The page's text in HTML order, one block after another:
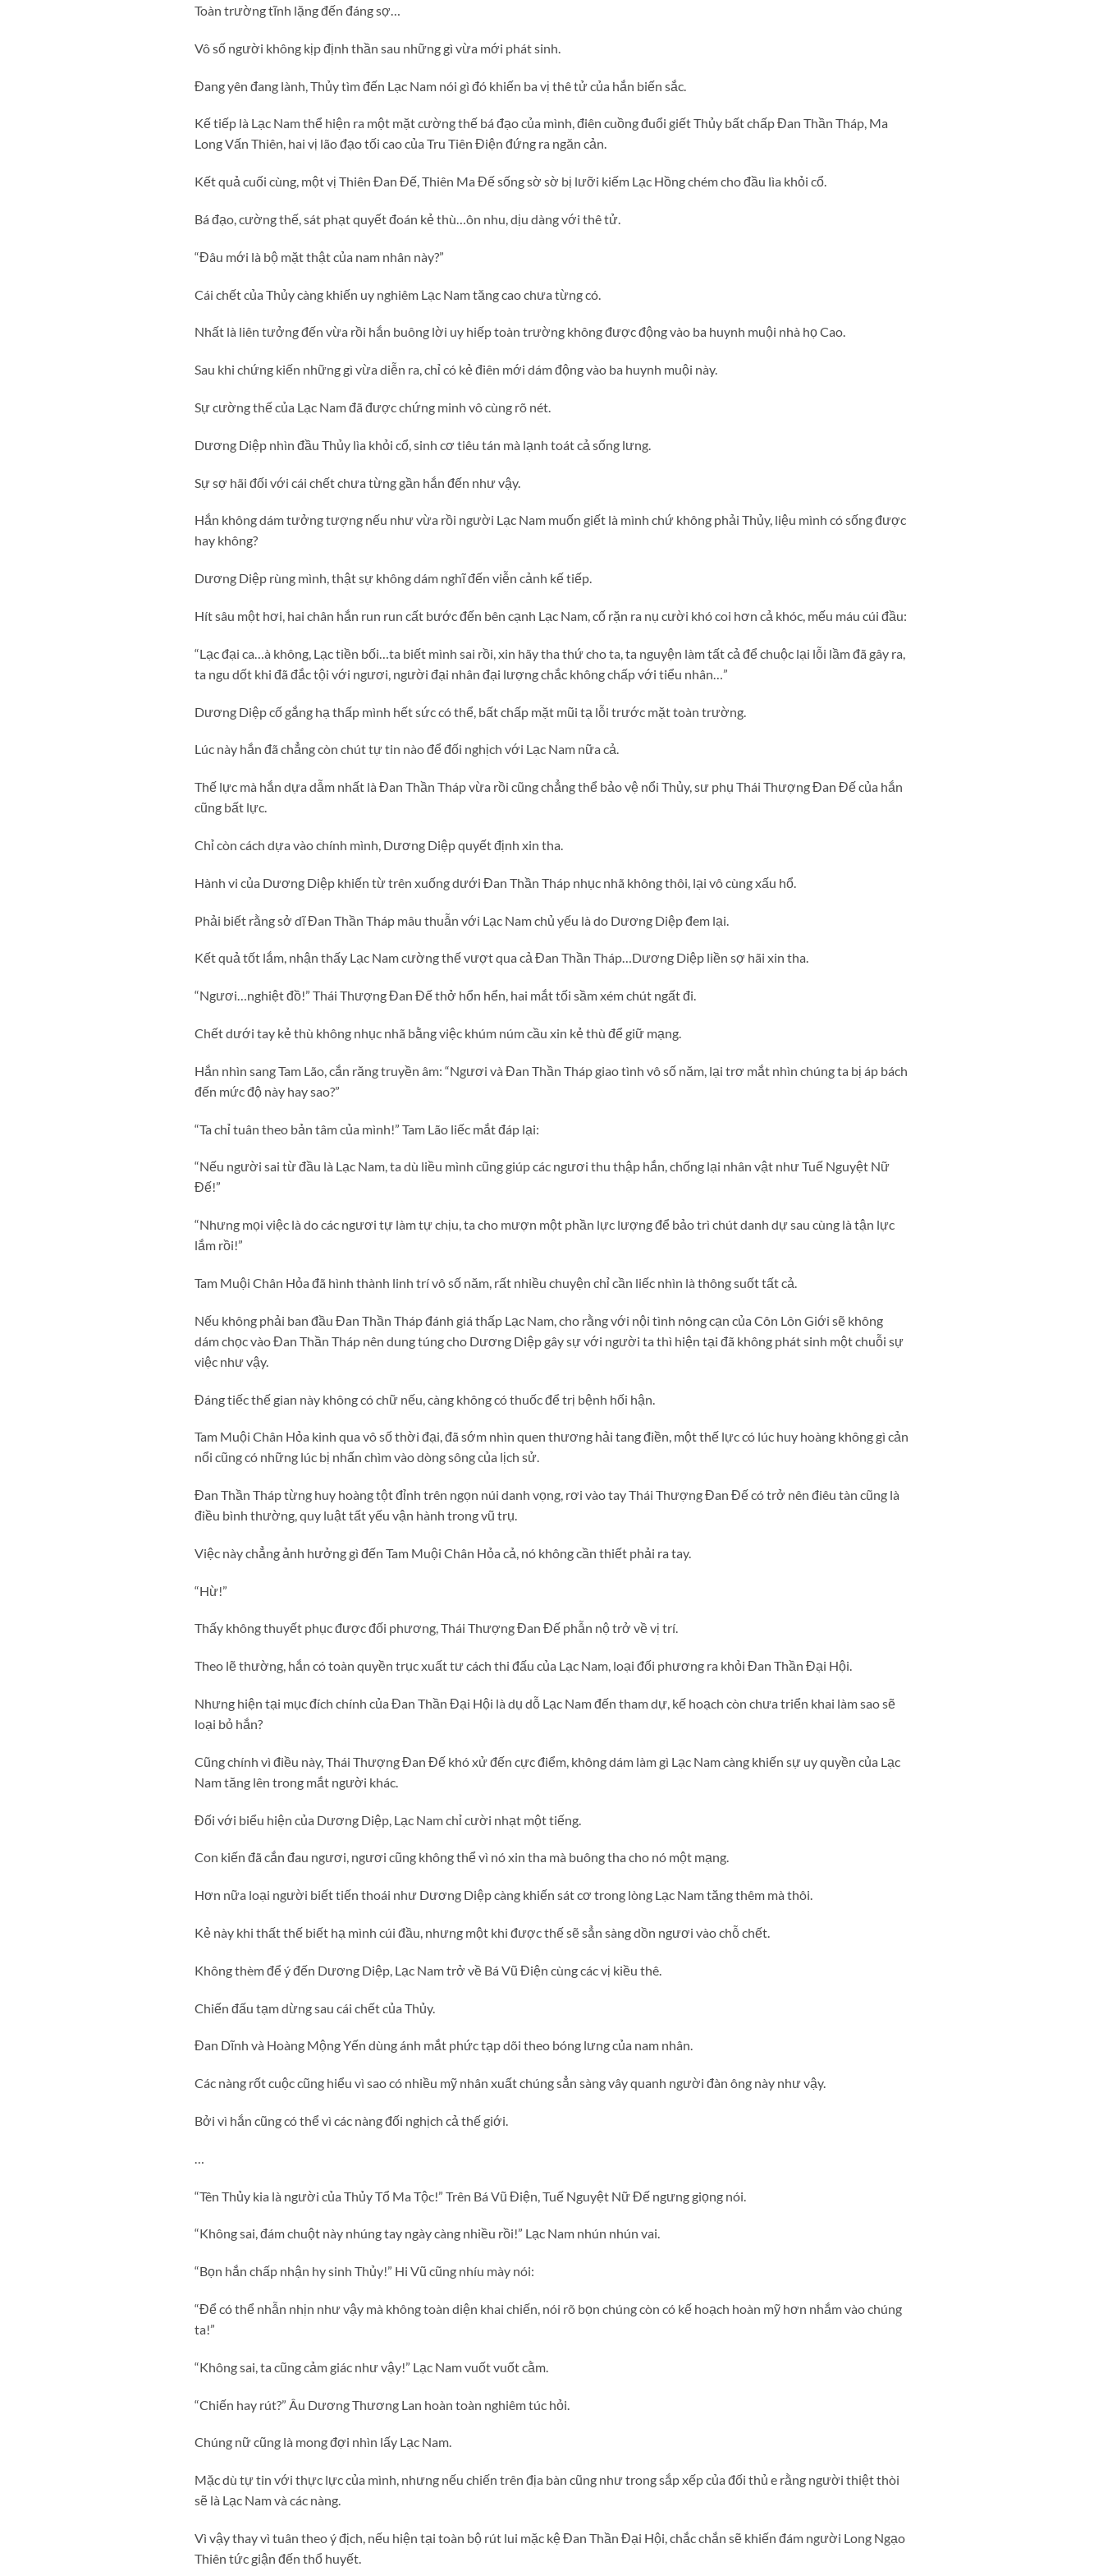
Toàn trường tĩnh lặng đến đáng sợ…
Vô số người không kịp định thần sau những gì vừa mới phát sinh.
Đang yên đang lành, Thủy tìm đến Lạc Nam nói gì đó khiến ba vị thê tử của hắn biến sắc.
Kế tiếp là Lạc Nam thể hiện ra một mặt cường thế bá đạo của mình, điên cuồng đuổi giết Thủy bất chấp Đan Thần Tháp, Ma
Long Vấn Thiên, hai vị lão đạo tối cao của Tru Tiên Điện đứng ra ngăn cản.
Kết quả cuối cùng, một vị Thiên Đan Đế, Thiên Ma Đế sống sờ sờ bị lưỡi kiếm Lạc Hồng chém cho đầu lìa khỏi cổ.
Bá đạo, cường thế, sát phạt quyết đoán kẻ thù…ôn nhu, dịu dàng với thê tử.
“Đâu mới là bộ mặt thật của nam nhân này?”
Cái chết của Thủy càng khiến uy nghiêm Lạc Nam tăng cao chưa từng có.
Nhất là liên tưởng đến vừa rồi hắn buông lời uy hiếp toàn trường không được động vào ba huynh muội nhà họ Cao.
Sau khi chứng kiến những gì vừa diễn ra, chỉ có kẻ điên mới dám động vào ba huynh muội này.
Sự cường thế của Lạc Nam đã được chứng minh vô cùng rõ nét.
Dương Diệp nhìn đầu Thủy lìa khỏi cổ, sinh cơ tiêu tán mà lạnh toát cả sống lưng.
Sự sợ hãi đối với cái chết chưa từng gần hắn đến như vậy.
Hắn không dám tưởng tượng nếu như vừa rồi người Lạc Nam muốn giết là mình chứ không phải Thủy, liệu mình có sống được
hay không?
Dương Diệp rùng mình, thật sự không dám nghĩ đến viễn cảnh kế tiếp.
Hít sâu một hơi, hai chân hắn run run cất bước đến bên cạnh Lạc Nam, cố rặn ra nụ cười khó coi hơn cả khóc, mếu máu cúi đầu:
“Lạc đại ca…à không, Lạc tiền bối…ta biết mình sai rồi, xin hãy tha thứ cho ta, ta nguyện làm tất cả để chuộc lại lỗi lầm đã gây ra,
ta ngu dốt khi đã đắc tội với ngươi, người đại nhân đại lượng chắc không chấp với tiểu nhân…”
Dương Diệp cố gắng hạ thấp mình hết sức có thể, bất chấp mặt mũi tạ lỗi trước mặt toàn trường.
Lúc này hắn đã chẳng còn chút tự tin nào để đối nghịch với Lạc Nam nữa cả.
Thế lực mà hắn dựa dẫm nhất là Đan Thần Tháp vừa rồi cũng chẳng thể bảo vệ nổi Thủy, sư phụ Thái Thượng Đan Đế của hắn
cũng bất lực.
Chỉ còn cách dựa vào chính mình, Dương Diệp quyết định xin tha.
Hành vi của Dương Diệp khiến từ trên xuống dưới Đan Thần Tháp nhục nhã không thôi, lại vô cùng xấu hổ.
Phải biết rằng sở dĩ Đan Thần Tháp mâu thuẫn với Lạc Nam chủ yếu là do Dương Diệp đem lại.
Kết quả tốt lắm, nhận thấy Lạc Nam cường thế vượt qua cả Đan Thần Tháp…Dương Diệp liền sợ hãi xin tha.
“Ngươi…nghiệt đồ!” Thái Thượng Đan Đế thở hổn hển, hai mắt tối sầm xém chút ngất đi.
Chết dưới tay kẻ thù không nhục nhã bằng việc khúm núm cầu xin kẻ thù để giữ mạng.
Hắn nhìn sang Tam Lão, cắn răng truyền âm: “Ngươi và Đan Thần Tháp giao tình vô số năm, lại trơ mắt nhìn chúng ta bị áp bách
đến mức độ này hay sao?”
“Ta chỉ tuân theo bản tâm của mình!” Tam Lão liếc mắt đáp lại:
“Nếu người sai từ đầu là Lạc Nam, ta dù liều mình cũng giúp các ngươi thu thập hắn, chống lại nhân vật như Tuế Nguyệt Nữ
Đế!”
“Nhưng mọi việc là do các ngươi tự làm tự chịu, ta cho mượn một phần lực lượng để bảo trì chút danh dự sau cùng là tận lực
lắm rồi!”
Tam Muội Chân Hỏa đã hình thành linh trí vô số năm, rất nhiều chuyện chỉ cần liếc nhìn là thông suốt tất cả.
Nếu không phải ban đầu Đan Thần Tháp đánh giá thấp Lạc Nam, cho rằng với nội tình nông cạn của Côn Lôn Giới sẽ không
dám chọc vào Đan Thần Tháp nên dung túng cho Dương Diệp gây sự với người ta thì hiện tại đã không phát sinh một chuỗi sự
việc như vậy.
Đáng tiếc thế gian này không có chữ nếu, càng không có thuốc để trị bệnh hối hận.
Tam Muội Chân Hỏa kinh qua vô số thời đại, đã sớm nhìn quen thương hải tang điền, một thế lực có lúc huy hoàng không gì cản
nổi cũng có những lúc bị nhấn chìm vào dòng sông của lịch sử.
Đan Thần Tháp từng huy hoàng tột đỉnh trên ngọn núi danh vọng, rơi vào tay Thái Thượng Đan Đế có trở nên điêu tàn cũng là
điều bình thường, quy luật tất yếu vận hành trong vũ trụ.
Việc này chẳng ảnh hưởng gì đến Tam Muội Chân Hỏa cả, nó không cần thiết phải ra tay.
“Hừ!”
Thấy không thuyết phục được đối phương, Thái Thượng Đan Đế phẫn nộ trở về vị trí.
Theo lẽ thường, hắn có toàn quyền trục xuất tư cách thi đấu của Lạc Nam, loại đối phương ra khỏi Đan Thần Đại Hội.
Nhưng hiện tại mục đích chính của Đan Thần Đại Hội là dụ dỗ Lạc Nam đến tham dự, kế hoạch còn chưa triển khai làm sao sẽ
loại bỏ hắn?
Cũng chính vì điều này, Thái Thượng Đan Đế khó xử đến cực điểm, không dám làm gì Lạc Nam càng khiến sự uy quyền của Lạc
Nam tăng lên trong mắt người khác.
Đối với biểu hiện của Dương Diệp, Lạc Nam chỉ cười nhạt một tiếng.
Con kiến đã cắn đau ngươi, ngươi cũng không thể vì nó xin tha mà buông tha cho nó một mạng.
Hơn nữa loại người biết tiến thoái như Dương Diệp càng khiến sát cơ trong lòng Lạc Nam tăng thêm mà thôi.
Kẻ này khi thất thế biết hạ mình cúi đầu, nhưng một khi được thế sẽ sẳn sàng dồn ngươi vào chỗ chết.
Không thèm để ý đến Dương Diệp, Lạc Nam trở về Bá Vũ Điện cùng các vị kiều thê.
Chiến đấu tạm dừng sau cái chết của Thủy.
Đan Dĩnh và Hoàng Mộng Yến dùng ánh mắt phức tạp dõi theo bóng lưng của nam nhân.
Các nàng rốt cuộc cũng hiểu vì sao có nhiều mỹ nhân xuất chúng sẳn sàng vây quanh người đàn ông này như vậy.
Bởi vì hắn cũng có thể vì các nàng đối nghịch cả thế giới.
…
“Tên Thủy kia là người của Thủy Tổ Ma Tộc!” Trên Bá Vũ Điện, Tuế Nguyệt Nữ Đế ngưng giọng nói.
“Không sai, đám chuột này nhúng tay ngày càng nhiều rồi!” Lạc Nam nhún nhún vai.
“Bọn hắn chấp nhận hy sinh Thủy!” Hi Vũ cũng nhíu mày nói:
“Để có thể nhẫn nhịn như vậy mà không toàn diện khai chiến, nói rõ bọn chúng còn có kế hoạch hoàn mỹ hơn nhắm vào chúng
ta!”
“Không sai, ta cũng cảm giác như vậy!” Lạc Nam vuốt vuốt cằm.
“Chiến hay rút?” Âu Dương Thương Lan hoàn toàn nghiêm túc hỏi.
Chúng nữ cũng là mong đợi nhìn lấy Lạc Nam.
Mặc dù tự tin với thực lực của mình, nhưng nếu chiến trên địa bàn cũng như trong sắp xếp của đối thủ e rằng người thiệt thòi
sẽ là Lạc Nam và các nàng.
Vì vậy thay vì tuân theo ý địch, nếu hiện tại toàn bộ rút lui mặc kệ Đan Thần Đại Hội, chắc chắn sẽ khiến đám người Long Ngạo
Thiên tức giận đến thổ huyết.